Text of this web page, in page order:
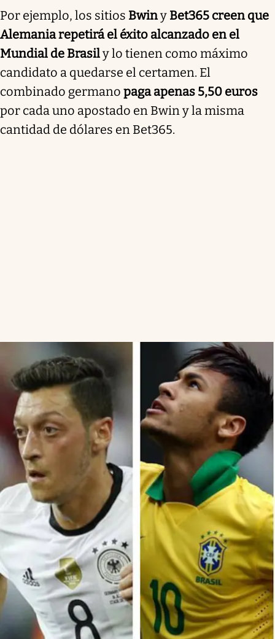
Por ejemplo, los sitios Bwiny Bet365 creen que
Alemania repetirá el éxito alcanzado en el
Mundial de Brasily lo tienen como máximo
candidato a quedarse el certamen. El
combinado germano paga apenas 5,50 euros
por cada uno apostado en Bwin y la misma
cantidad de dólares en Bet365.